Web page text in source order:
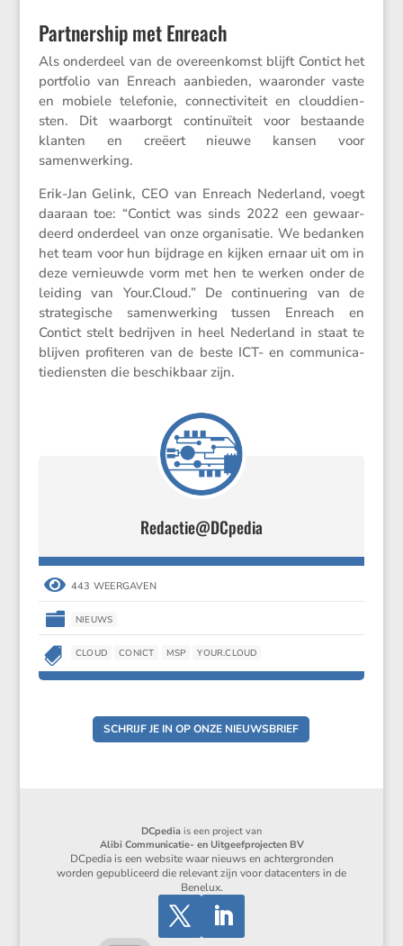
Partnership met Enreach
Als onder­deel van de overeen­komst blijft Contict het
portfolio van Enreach aanbieden, waaronder vaste
en mobiele telefonie, connec­ti­vi­teit en cloud­dien­
sten. Dit waarborgt conti­nu­ï­teit voor bestaande
klanten en creëert nieuwe kansen voor
samenwerking.
Erik-Jan Gelink, CEO van Enreach Neder­land, voegt
daaraan toe: “Contict was sinds 2022 een gewaar­
deerd onder­deel van onze organi­satie. We bedanken
het team voor hun bijdrage en kijken ernaar uit om in
deze vernieuwde vorm met hen te werken onder de
leiding van Your​.Cloud.” De conti­nu­e­ring van de
strate­gi­sche samen­wer­king tussen Enreach en
Contict stelt bedrijven in heel Neder­land in staat te
blijven profi­teren van de beste ICT- en commu­ni­ca­
tie­dien­sten die beschik­baar zijn.
Redactie@DCpedia
 443 WEERGAVEN
 NIEUWS
 CLOUD CONICT MSP YOUR.CLOUD
SCHRIJF JE IN OP ONZE NIEUWSBRIEF
DCpedia is een project van
Alibi Communicatie- en Uitgeefprojecten BV
DCpedia is een website waar nieuws en achtergronden
worden gepubliceerd die relevant zijn voor datacenters in de
Benelux.